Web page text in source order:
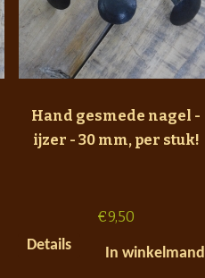
Hand gesmede nagel -
ijzer - 30 mm, per stuk!
€9,50
Details
In winkelmand